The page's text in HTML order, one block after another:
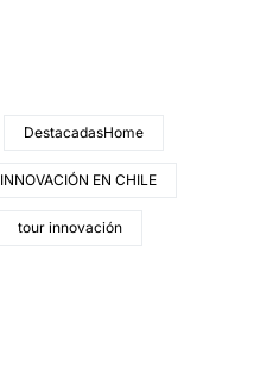
DestacadasHome
INNOVACIÓN EN CHILE
tour innovación